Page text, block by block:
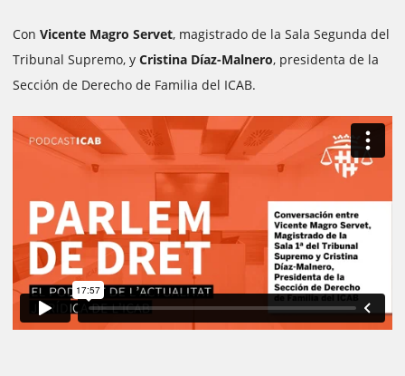
Con Vicente Magro Servet, magistrado de la Sala Segunda del
Tribunal Supremo, y Cristina Díaz-Malnero, presidenta de la
Sección de Derecho de Familia del ICAB.